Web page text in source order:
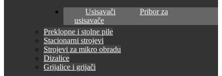
Usisavači
Pribor za
usisavače
Preklopne i stolne pile
Stacionarni strojevi
Strojevi za mikro obradu
Dizalice
Grijalice i grijači